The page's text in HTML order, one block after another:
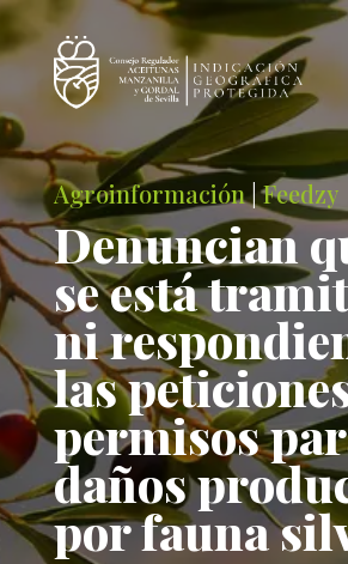
Agroinformación|Feedzy
Denuncian
se está
ni
las
permisos
daños
por fauna